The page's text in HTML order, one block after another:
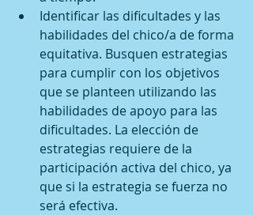
Identificar las dificultades y las
habilidades del chico/a de forma
equitativa. Busquen estrategias
para cumplir con los objetivos
que se planteen utilizando las
habilidades de apoyo para las
dificultades. La elección de
estrategias requiere de la
participación activa del chico, ya
que si la estrategia se fuerza no
será efectiva.